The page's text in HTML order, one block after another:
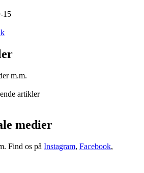
15
m.m.
artikler
medier
Find os på Instagram, Facebook,